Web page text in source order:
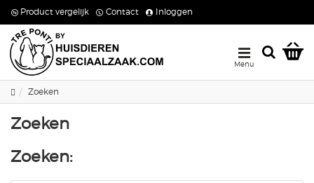
Product vergelijk Contact Inloggen
Zoeken
Zoeken
Zoeken: